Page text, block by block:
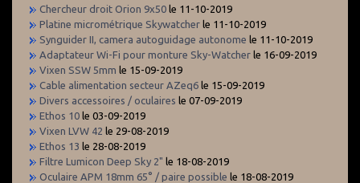
Chercheur droit Orion 9x50 le 11-10-2019
Platine micrométrique Skywatcher le 11-10-2019
Synguider II, camera autoguidage autonome le 11-10-2019
Adaptateur Wi-Fi pour monture Sky-Watcher le 16-09-2019
Vixen SSW 5mm le 15-09-2019
Cable alimentation secteur AZeq6 le 15-09-2019
Divers accessoires / oculaires le 07-09-2019
Ethos 10 le 03-09-2019
Vixen LVW 42 le 29-08-2019
Ethos 13 le 28-08-2019
Filtre Lumicon Deep Sky 2" le 18-08-2019
Oculaire APM 18mm 65° / paire possible le 18-08-2019